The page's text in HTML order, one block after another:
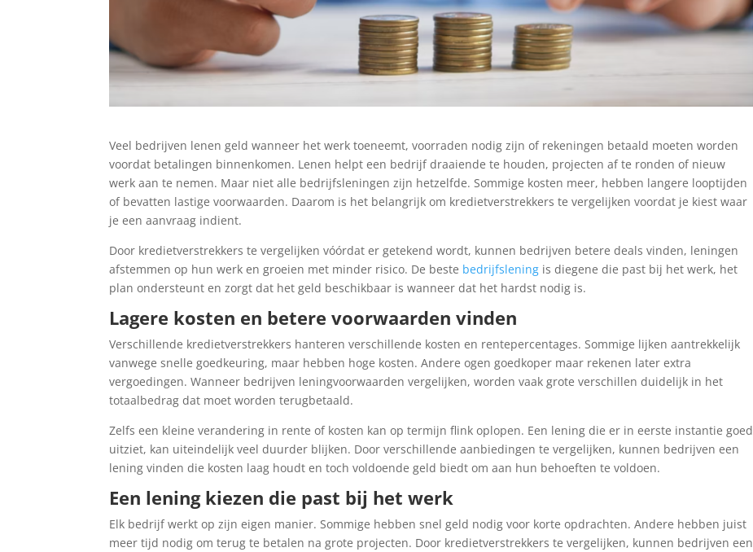
Veel bedrijven lenen geld wanneer het werk toeneemt, voorraden nodig zijn of rekeningen betaald moeten worden
voordat betalingen binnenkomen. Lenen helpt een bedrijf draaiende te houden, projecten af te ronden of nieuw
werk aan te nemen. Maar niet alle bedrijfsleningen zijn hetzelfde. Sommige kosten meer, hebben langere looptijden
of bevatten lastige voorwaarden. Daarom is het belangrijk om kredietverstrekkers te vergelijken voordat je kiest waar
je een aanvraag indient.
Door kredietverstrekkers te vergelijken vóórdat er getekend wordt, kunnen bedrijven betere deals vinden, leningen
afstemmen op hun werk en groeien met minder risico. De beste bedrijfslening is diegene die past bij het werk, het
plan ondersteunt en zorgt dat het geld beschikbaar is wanneer dat het hardst nodig is.
Lagere kosten en betere voorwaarden vinden
Verschillende kredietverstrekkers hanteren verschillende kosten en rentepercentages. Sommige lijken aantrekkelijk
vanwege snelle goedkeuring, maar hebben hoge kosten. Andere ogen goedkoper maar rekenen later extra
vergoedingen. Wanneer bedrijven leningvoorwaarden vergelijken, worden vaak grote verschillen duidelijk in het
totaalbedrag dat moet worden terugbetaald.
Zelfs een kleine verandering in rente of kosten kan op termijn flink oplopen. Een lening die er in eerste instantie goed
uitziet, kan uiteindelijk veel duurder blijken. Door verschillende aanbiedingen te vergelijken, kunnen bedrijven een
lening vinden die kosten laag houdt en toch voldoende geld biedt om aan hun behoeften te voldoen.
Een lening kiezen die past bij het werk
Elk bedrijf werkt op zijn eigen manier. Sommige hebben snel geld nodig voor korte opdrachten. Andere hebben juist
meer tijd nodig om terug te betalen na grote projecten. Door kredietverstrekkers te vergelijken, kunnen bedrijven een